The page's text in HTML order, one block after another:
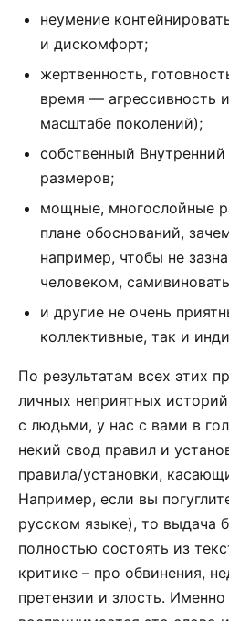
неумение
и дискомфорт;
жертвенность,
время — агрессивность
масштабе поколений);
собственный Внутренний
размеров;
мощные, многослойные
плане обоснований,
например, чтобы не
человеком,
и другие не очень
коллективные, так и
По результатам всех этих
личных неприятных
с людьми, у нас с вами в
некий свод правил и
правила/установки,
Например, если вы
русском языке), то выдача
полностью состоять из
критике – про обвинения,
претензии и злость.